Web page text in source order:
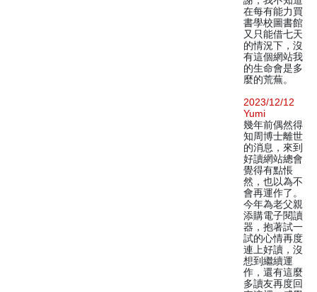
在每有能力買
書學校圖書館
又只能借七天
的情況下，沒
有這個網站我
的生命會是多
麼的荒蕪。
2023/12/12
Yumi
幾年前偶然得
知周博士離世
的消息，來到
好讀網站總會
覺得有點悵
然，也以為不
會再運作了。
今年為老父親
添購電子閱讀
器，抱著試一
試的心情再度
連上好讀，沒
想到繼續運
作，還有這麼
多讀友再度回